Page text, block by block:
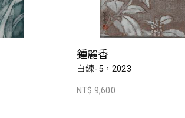
鍾麗香
白練-5，2023
NT$ 9,600